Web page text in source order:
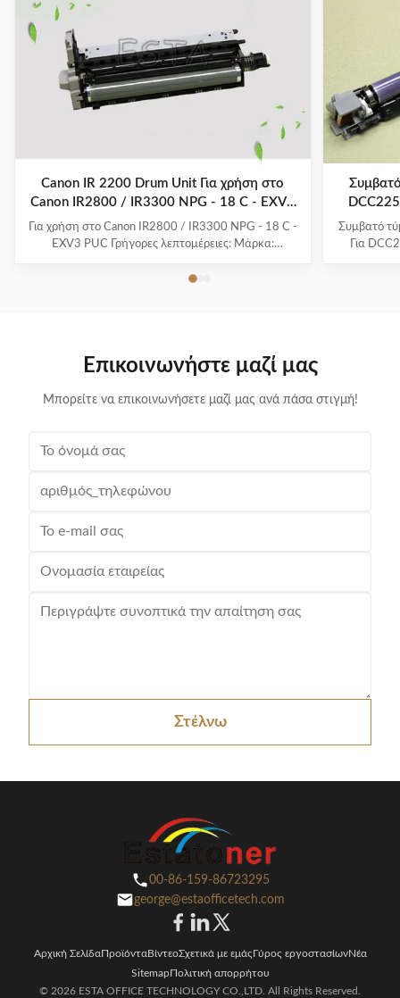
Canon IR 2200 Drum Unit Για χρήση στο
Canon IR2800 / IR3300 NPG - 18 C - EXV3
PUC
Για χρήση στο Canon IR2800 / IR3300 NPG - 18 C -
EXV3 PUC Γρήγορες λεπτομέρειες: Μάρκα:
εκτυπωτών: σειρά iR RRP:Όχι Συμβατοί εκτυπωτές:
Συμβατό
Για
Επικοινωνήστε μαζί μας
Μπορείτε να επικοινωνήσετε μαζί μας ανά πάσα στιγμή!
Στέλνω
00-86-159-86723295
george@estaofficetech.com
Αρχική ΣελίδαΠροϊόνταΒίντεοΣχετικά με εμάςΓύρος εργοστασίωνΝέα
SitemapΠολιτική απορρήτου
© 2026 ESTA OFFICE TECHNOLOGY CO.,LTD. All Rights Reserved.